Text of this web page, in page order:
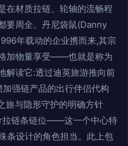
在材质拉链、轮轴的流畅程
要周全。丹尼袋鼠(Danny
年载动的企业携而来,其宗
加物量享受——也就是称为
解读它:透过迪英旅游推向前
强链产品的出行伴侣代构
旅与隐形守护的明确方针
拉链条链位——这一个中心特
条设计的角色担当。此上包